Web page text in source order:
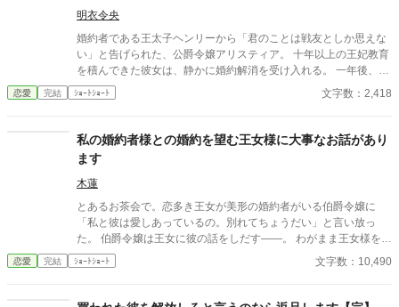
明衣令央
婚約者である王太子ヘンリーから「君のことは戦友としか思えな
い」と告げられた、公爵令嬢アリスティア。 十年以上の王妃教育
を積んできた彼女は、静かに婚約解消を受け入れる。 一年後、幸
せな結婚を迎えた彼女にとって、ヘンリーのその後は――もうど
うでもいいことだった。
恋愛 完結 ｼｮｰﾄｼｮｰﾄ 文字数：2,418
私の婚約者様との婚約を望む王女様に大事なお話があり
ます
木蓮
とあるお茶会で。恋多き王女が美形の婚約者がいる伯爵令嬢に
「私と彼は愛しあっているの。別れてちょうだい」と言い放っ
た。 伯爵令嬢は王女に彼の話をしだす――。 わがまま王女様を天
然な令嬢が追い返すお話。
恋愛 完結 ｼｮｰﾄｼｮｰﾄ 文字数：10,490